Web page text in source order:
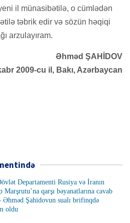
il münasibətilə, o cümlədən
təbrik edir və sözün həqiqi
arzulayıram.
Əhməd ŞAHİDOV
2009-cu il, Bakı, Azərbaycan
Departamenti Rusiya və İranın
Marşrutu’na qarşı bəyanatlarına cavab
Əhməd Şahidovun sualı brifinqdə
oldu